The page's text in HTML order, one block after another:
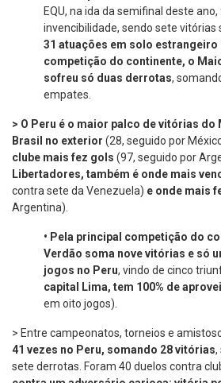
EQU, na ida da semifinal deste
invencibilidade, sendo sete vitórias
31 atuações em solo estrangeiro
competição do continente, o
sofreu só duas derrotas,
empates.
> O Peru é o maior palco de vitórias do
Brasil no exterior (28, seguido por
clube mais fez gols (97, seguido por
Libertadores, também é onde mais
contra sete da Venezuela) e onde mais
Argentina).
• Pela principal competição do
Verdão soma nove vitórias e só
jogos no Peru, vindo de cinco
capital Lima, tem 100% de
em oito jogos).
> Entre campeonatos, torneios e
41 vezes no Peru, somando 28 vitórias,
sete derrotas. Foram 40 duelos contra